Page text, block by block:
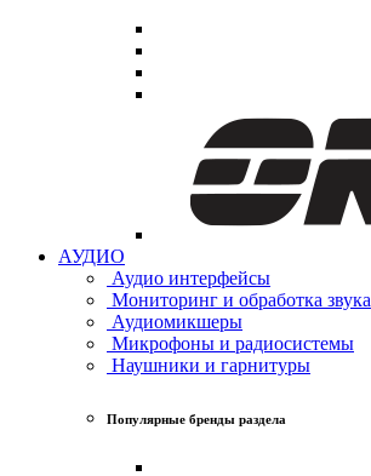
АУДИО
Аудио интерфейсы
Мониторинг и обработка звука
Аудиомикшеры
Микрофоны и радиосистемы
Наушники и гарнитуры
Популярные бренды раздела